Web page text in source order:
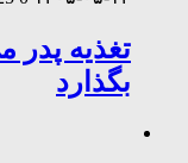
تغذیه پدر
بگذارد